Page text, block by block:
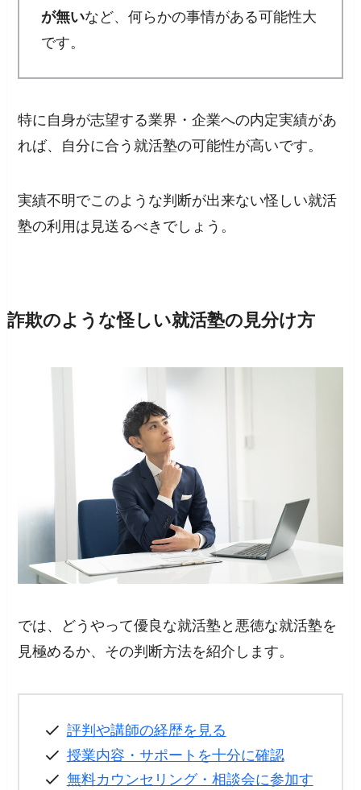
が無いなど、何らかの事情がある可能性大
です。
特に自身が志望する業界・企業への内定実績があ
れば、自分に合う就活塾の可能性が高いです。
実績不明でこのような判断が出来ない怪しい就活
塾の利用は見送るべきでしょう。
詐欺のような怪しい就活塾の見分け方
では、どうやって優良な就活塾と悪徳な就活塾を
見極めるか、その判断方法を紹介します。
評判や講師の経歴を見る
授業内容・サポートを十分に確認
無料カウンセリング・相談会に参加す